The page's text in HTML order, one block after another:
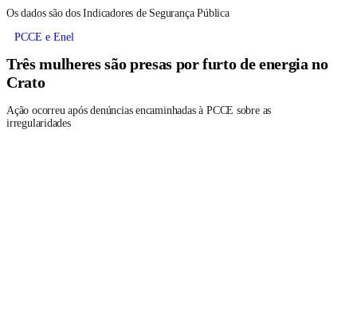
Os dados são dos Indicadores de Segurança Pública
PCCE e Enel
Três mulheres são presas por furto de energia no
Crato
Ação ocorreu após denúncias encaminhadas à PCCE sobre as
irregularidades